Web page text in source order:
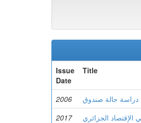
Issue
Date
Title
2006
2017
الجزائري